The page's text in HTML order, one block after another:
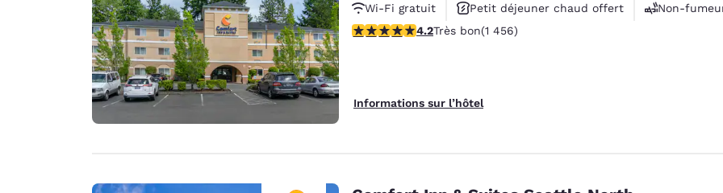
Wi-Fi gratuit
Petit déjeuner chaud offert
Non-
4.17 étoiles. Très bon. 1456 commentaires
4.2Très bon(1 456)
Informations sur l’hôtel